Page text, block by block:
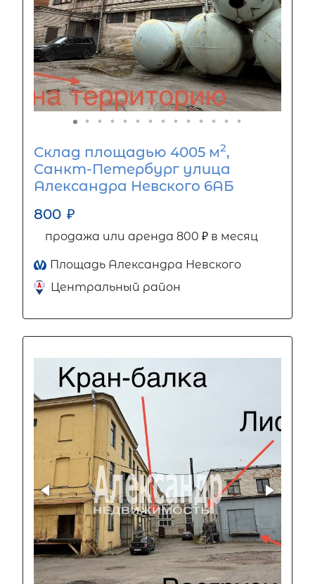
Склад площадью 4005 м2,
Санкт-Петербург улица
Александра Невского 6АБ
800 ₽
продажа или аренда 800 ₽ в месяц
Площадь Александра Невского
Центральный район